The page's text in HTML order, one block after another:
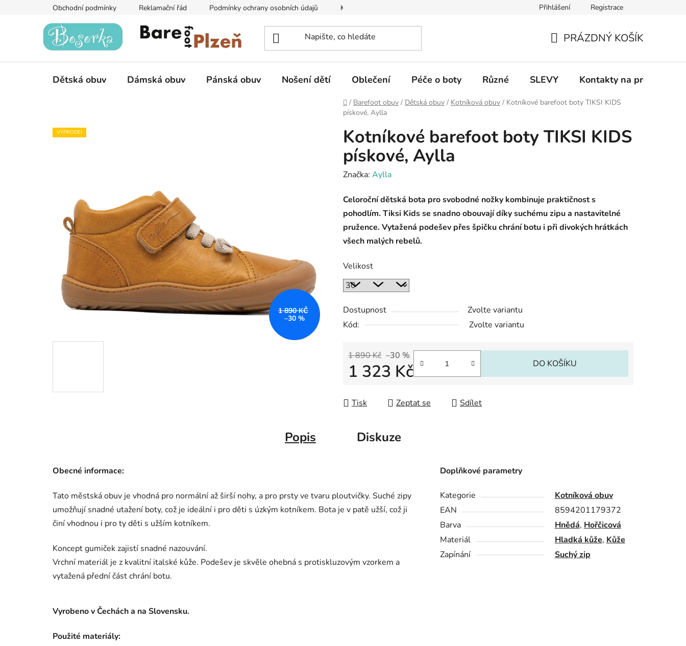
Obchodní podmínky Reklamační řád Podmínky ochrany osobních údajů Kontakty na prodejny Informace k on-line platbám Odstoupení od
Přihlášení Registrace
KOŠÍK
PRÁZDNÝ KOŠÍK
Dětská obuv Dámská obuv Pánská obuv Nošení dětí Oblečení Péče o boty Různé SLEVY Kontakty na prodejny
Domů
/ Barefoot obuv / Dětská obuv / Kotníková obuv / Kotníkové barefoot boty TIKSI KIDS
pískové, Aylla
Kotníkové barefoot boty TIKSI KIDS
pískové, Aylla
Značka: Aylla
Celoroční dětská bota pro svobodné nožky kombinuje praktičnost s
pohodlím. Tiksi Kids se snadno obouvají díky suchému zipu a nastavitelné
pružence. Vytažená podešev přes špičku chrání botu i při divokých hrátkách
všech malých rebelů.
Velikost
Dostupnost
Zvolte variantu
Kód:
Zvolte variantu
1 890 Kč –30 %
1 323 Kč DO KOŠÍKU
Tisk Zeptat se Sdílet
VÝPRODEJ
1 890 KČ
–30 %
Popis Diskuze
Obecné informace:
Tato městská obuv je vhodná pro normální až širší nohy, a pro prsty ve tvaru ploutvičky. Suché zipy
umožňují snadné utažení boty, což je ideální i pro děti s úzkým kotníkem. Bota je v patě užší, což ji
činí vhodnou i pro ty děti s užším kotníkem.
Koncept gumiček zajistí snadné nazouvání.
Vrchní materiál je z kvalitní italské kůže. Podešev je skvěle ohebná s protiskluzovým vzorkem a
vytažená přední část chrání botu.
Vyrobeno v Čechách a na Slovensku.
Použité materiály:
Doplňkové parametry
Kategorie
Kotníková obuv
EAN
8594201179372
Barva
Hnědá, Hořčicová
Materiál
Hladká kůže, Kůže
Zapínání
Suchý zip